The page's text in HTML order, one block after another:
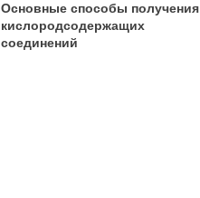
Основные способы получения
кислородсодержащих
соединений